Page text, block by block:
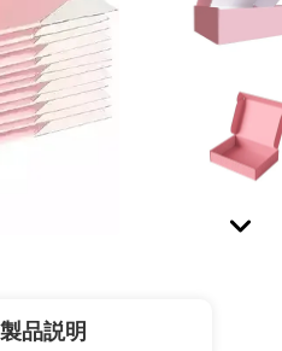
製品説明